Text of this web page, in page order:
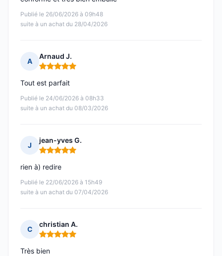
Publié le 26/06/2026 à 09h48
suite à un achat du 28/04/2026
A
Arnaud J.
Note : 5 sur 5
Publié le 24/06/2026 à 08h33
suite à un achat du 08/03/2026
Tout est parfait
J
jean-yves G.
Note : 5 sur 5
Publié le 22/06/2026 à 15h49
suite à un achat du 07/04/2026
rien à) redire
C
christian A.
Note : 5 sur 5
Très bien